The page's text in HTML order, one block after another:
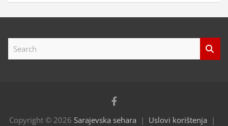
Copyright © 2026 Sarajevska sehara Uslovi korištenja